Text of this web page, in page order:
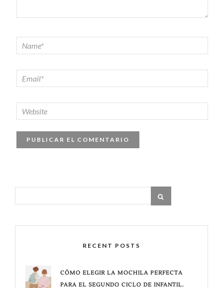
RECENT POSTS
CÓMO ELEGIR LA MOCHILA PERFECTA
PARA EL SEGUNDO CICLO DE INFANTIL.